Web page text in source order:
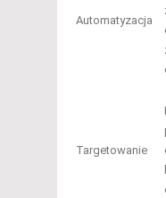
Automatyzacja
Targetowanie